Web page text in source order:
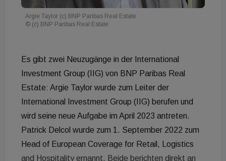
Argie Taylor (c) BNP Paribas Real Estate
© (c) BNP Paribas Real Estate
Es gibt zwei Neuzugänge in der International
Investment Group (IIG) von BNP Paribas Real
Estate: Argie Taylor wurde zum Leiter der
International Investment Group (IIG) berufen und
wird seine neue Aufgabe im April 2023 antreten.
Patrick Delcol wurde zum 1. September 2022 zum
Head of European Coverage for Retail, Logistics
and Hospitality ernannt. Beide berichten direkt an